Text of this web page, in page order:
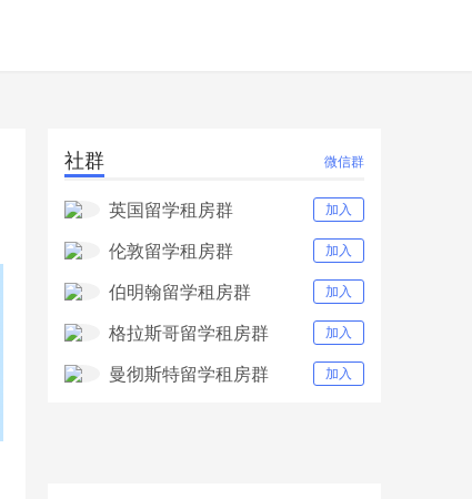
社群 微信群
英国留学租房群 加入
伦敦留学租房群 加入
伯明翰留学租房群 加入
格拉斯哥留学租房群 加入
曼彻斯特留学租房群 加入